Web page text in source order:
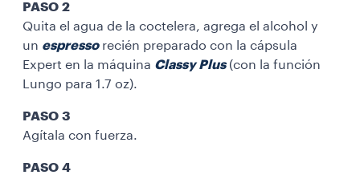
PASO 2
Quita el agua de la coctelera, agrega el alcohol y
un espresso recién preparado con la cápsula
Expert en la máquina Classy Plus (con la función
Lungo para 1.7 oz).
PASO 3
Agítala con fuerza.
PASO 4